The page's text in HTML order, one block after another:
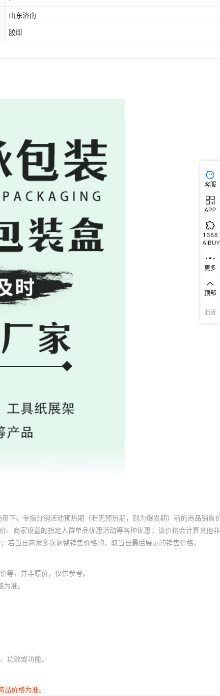
山东济南
胶印
下，专指分销活动预热期（若无预热期，则为爆发期）前的商品销售
商家设置的指定人群单品优惠活动等各种优惠；该价格会计算其他
当日商家多次调整销售价格的，取当日最后展示的销售价格。
等，并非原价，仅供参考。
准。
功效或功能。
价格为准。
客服
APP
1688
AIBUY
更多
顶部
旧版